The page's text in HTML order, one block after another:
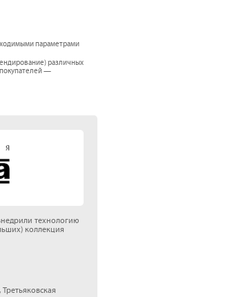
параметрами
различных
покупателей —
технологию
коллекция